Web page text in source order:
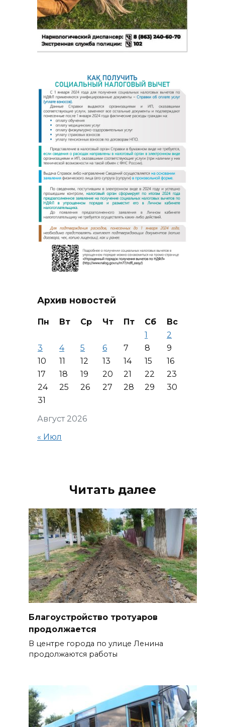
Архив новостей
Август 2026
Пн Вт Ср Чт Пт Сб
Вс
1
2
3
4 5 6 7 8
9
10
11 12 13 14 15
16
17
18 19 20 21 22
23
24
25 26 27 28 29
30
31
« Июл
Читать далее
Благоустройство тротуаров
продолжается
В центре города по улице Ленина
продолжаются работы